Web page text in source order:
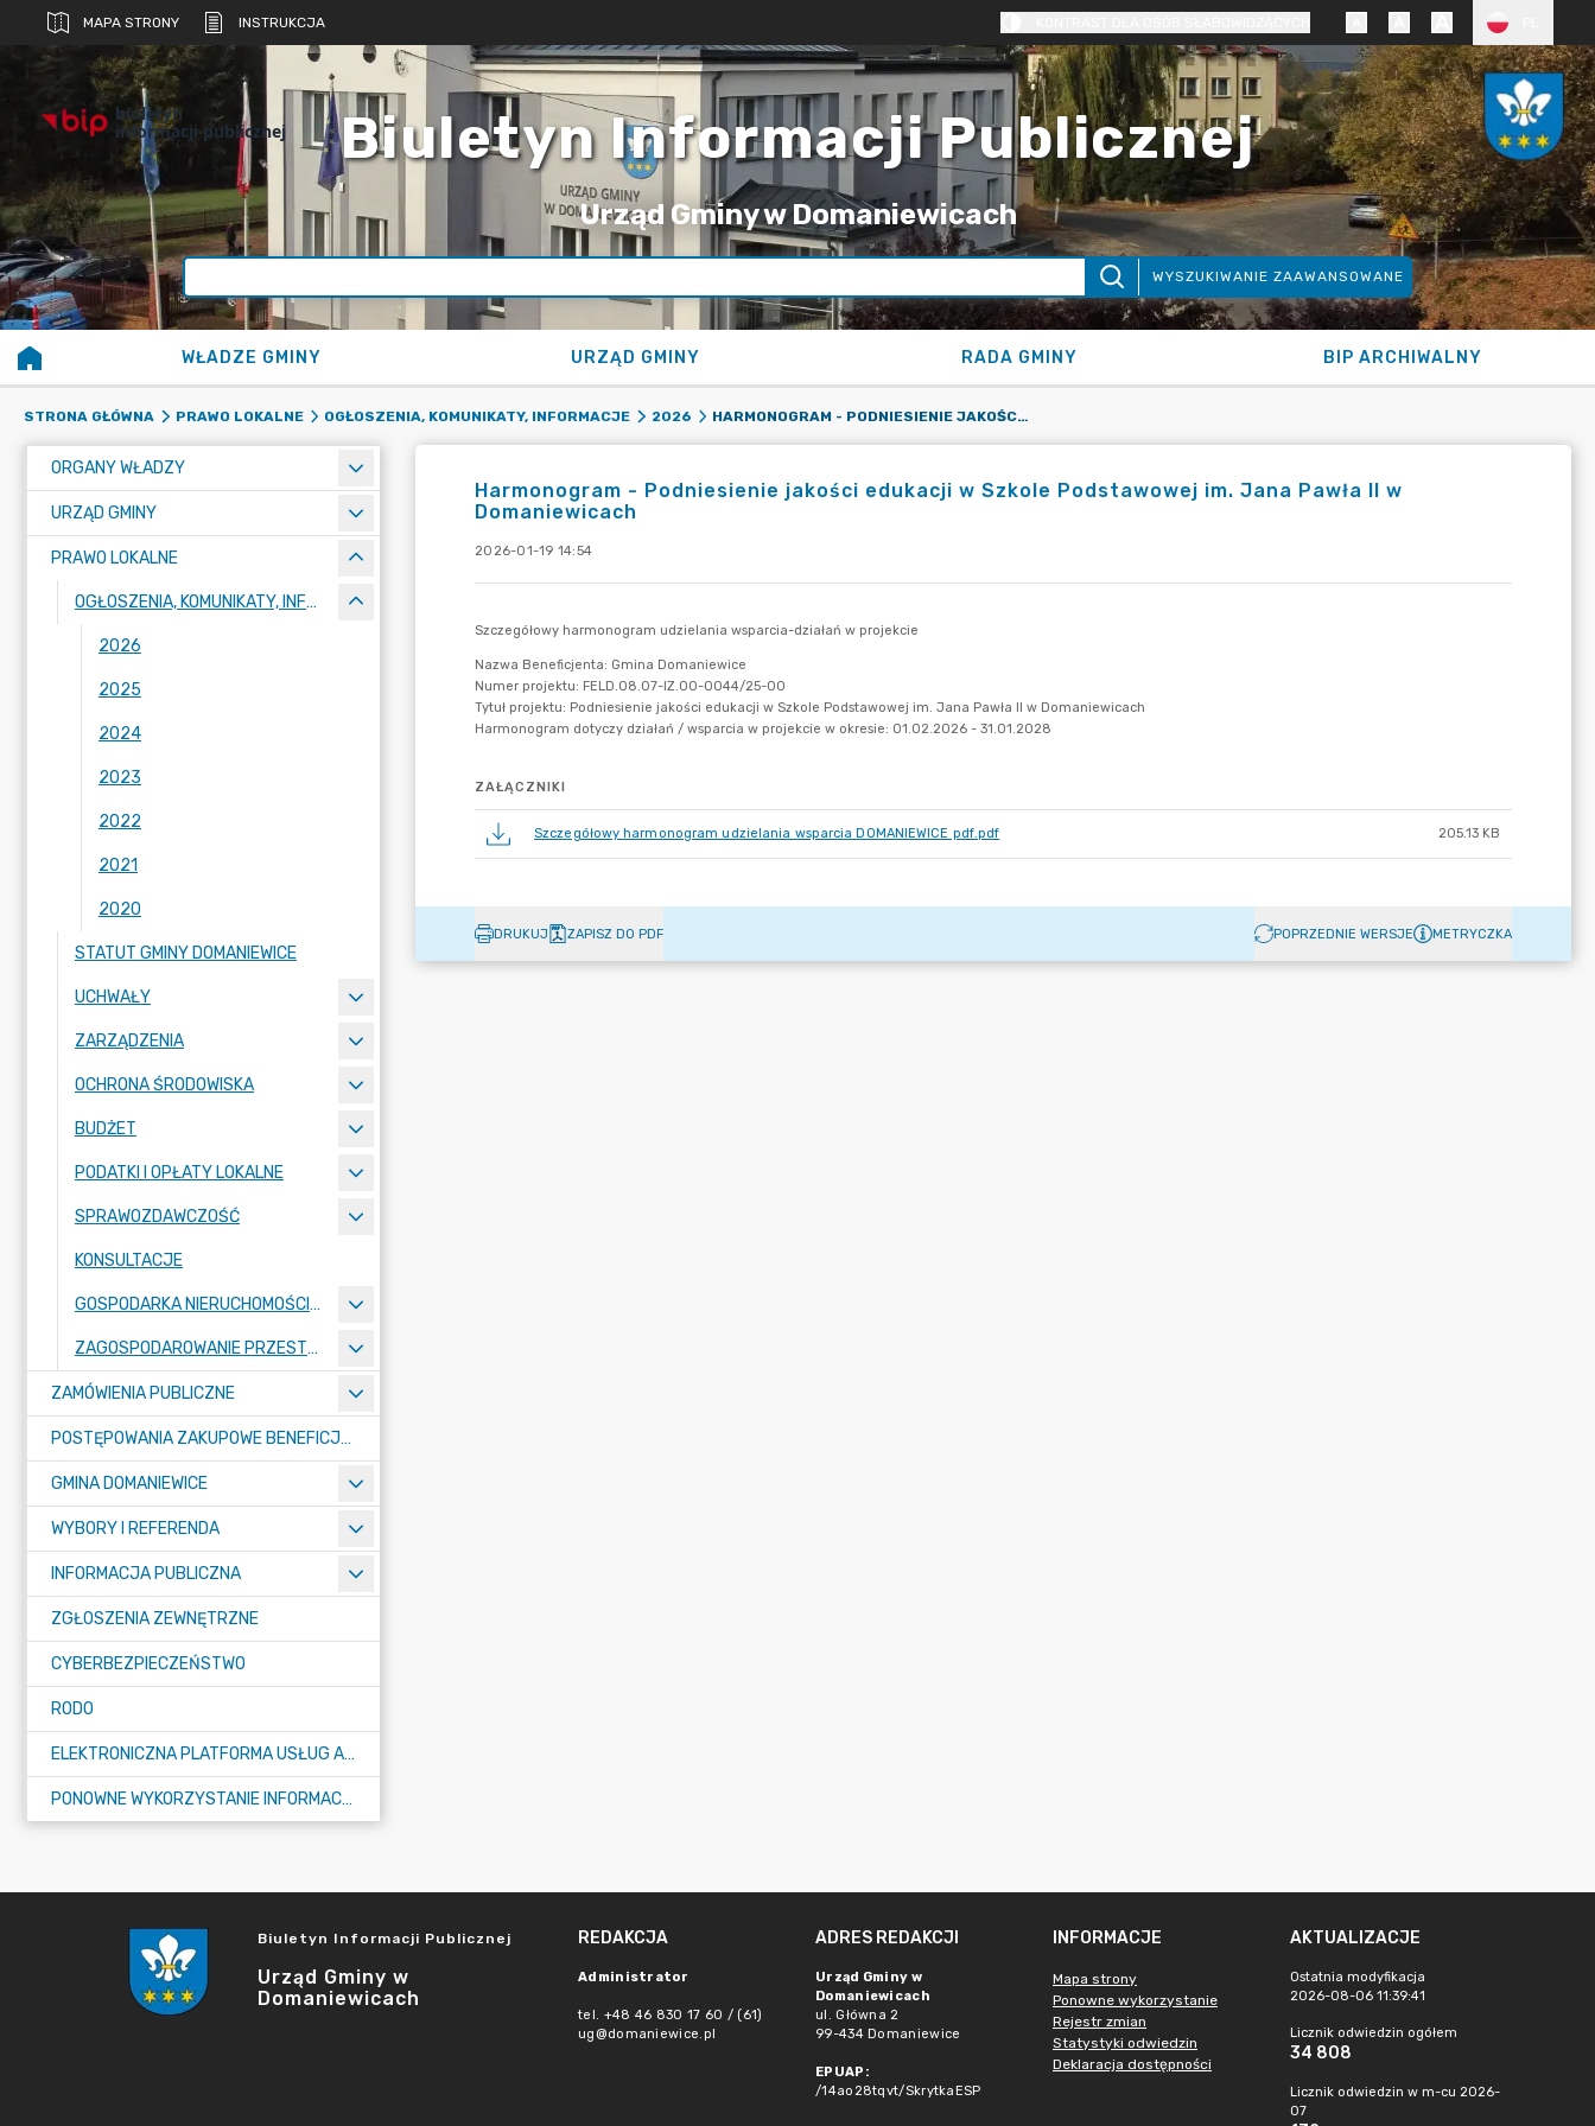
MAPA STRONY INSTRUKCJA
biuletyn
informacji publicznej Biuletyn Informacji Publicznej
Urząd Gminy w Domaniewicach
WYSZUKIWANIE ZAAWANSOWANE
WŁADZE GMINY URZĄD GMINY RADA GMINY BIP ARCHIWALNY
STRONA GŁÓWNA PRAWO LOKALNE OGŁOSZENIA, KOMUNIKATY, INFORMACJE 2026 HARMONOGRAM - PODNIESIENIE JAKOŚCI EDUKACJI W SZKOLE PODSTAWOWEJ IM. JANA PAWŁA II W DOMANIEWICACH
ORGANY WŁADZY
URZĄD GMINY
PRAWO LOKALNE
OGŁOSZENIA, KOMUNIKATY, INFORMACJE
2026
2025
2024
2023
2022
2021
2020
STATUT GMINY DOMANIEWICE
UCHWAŁY
ZARZĄDZENIA
OCHRONA ŚRODOWISKA
BUDŻET
PODATKI I OPŁATY LOKALNE
SPRAWOZDAWCZOŚĆ
KONSULTACJE
GOSPODARKA NIERUCHOMOŚCIAMI
ZAGOSPODAROWANIE PRZESTRZENNE
ZAMÓWIENIA PUBLICZNE
POSTĘPOWANIA ZAKUPOWE BENEFICJENTÓW DOTACJI
GMINA DOMANIEWICE
WYBORY I REFERENDA
INFORMACJA PUBLICZNA
ZGŁOSZENIA ZEWNĘTRZNE
CYBERBEZPIECZEŃSTWO
RODO
ELEKTRONICZNA PLATFORMA USŁUG ADMINISTRACJI PUBLICZNEJ - EPUAP
PONOWNE WYKORZYSTANIE INFORMACJI PUBLICZNEJ
Harmonogram - Podniesienie jakości edukacji w Szkole Podstawowej im. Jana Pawła II w
Domaniewicach
2026-01-19 14:54
ZAŁĄCZNIKI
Szczegółowy harmonogram udzielania wsparcia DOMANIEWICE pdf.pdf 205.13 KB
DRUKUJ ZAPISZ DO PDF POPRZEDNIE WERSJE METRYCZKA
Biuletyn Informacji Publicznej
Urząd Gminy w
Domaniewicach
REDAKCJA
Administrator
tel. +48 46 830 17 60 / (61)
ug@domaniewice.pl
ADRES REDAKCJI
Urząd Gminy w
Domaniewicach
ul. Główna 2
99-434 Domaniewice
EPUAP:
/14ao28tqvt/SkrytkaESP
INFORMACJE
Mapa strony
Ponowne wykorzystanie
Rejestr zmian
Statystyki odwiedzin
Deklaracja dostępności
AKTUALIZACJE
Ostatnia modyfikacja
2026-08-06 11:39:41
Licznik odwiedzin ogółem
34 808
Licznik odwiedzin w m-cu 2026-
07